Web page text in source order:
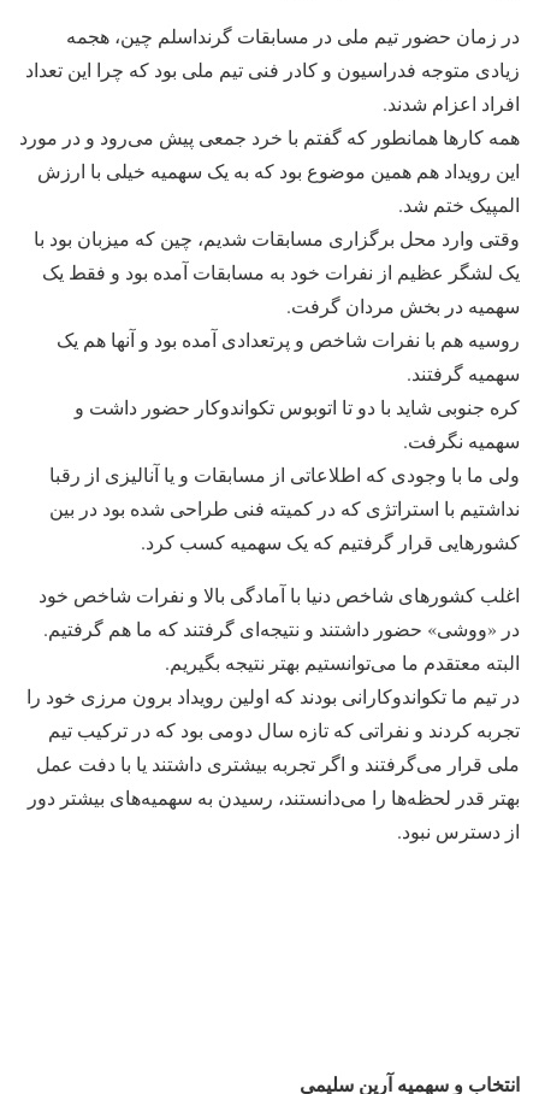
در زمان حضور تیم ملی در مسابقات گرنداسلم چین، هجمه
زیادی متوجه فدراسیون و کادر فنی تیم ملی بود که چرا این تعداد
افراد اعزام شدند.
همه کارها همانطور که گفتم با خرد جمعی پیش می‌رود و در مورد
این رویداد هم همین موضوع بود که به یک سهمیه خیلی با ارزش
المپیک ختم شد.
وقتی وارد محل برگزاری مسابقات شدیم، چین که میزبان بود با
یک لشگر عظیم از نفرات خود به مسابقات آمده بود و فقط یک
سهمیه در بخش مردان گرفت.
روسیه هم با نفرات شاخص و پرتعدادی آمده بود و آنها هم یک
سهمیه گرفتند.
کره جنوبی شاید با دو تا اتوبوس تکواندوکار حضور داشت و
سهمیه نگرفت.
ولی ما با وجودی که اطلاعاتی از مسابقات و یا آنالیزی از رقبا
نداشتیم با استراتژی که در کمیته فنی طراحی شده بود در بین
کشورهایی قرار گرفتیم که یک سهمیه کسب کرد.
اغلب کشورهای شاخص دنیا با آمادگی بالا و نفرات شاخص خود
در «ووشی» حضور داشتند و نتیجه‌ای گرفتند که ما هم گرفتیم.
البته معتقدم ما می‌توانستیم بهتر نتیجه بگیریم.
در تیم ما تکواندوکارانی بودند که اولین رویداد برون مرزی خود را
تجربه کردند و نفراتی که تازه سال دومی بود که در ترکیب تیم
ملی قرار می‌گرفتند و اگر تجربه بیشتری داشتند یا با دفت عمل
بهتر قدر لحظه‌ها را می‌دانستند، رسیدن به سهمیه‌های بیشتر دور
از دسترس نبود.
انتخاب و سهمیه آرین سلیمی